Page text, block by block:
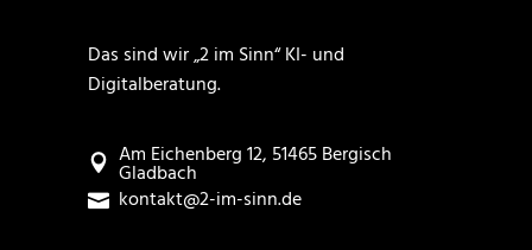
Das sind wir „2 im Sinn“ KI- und
Digitalberatung.
Am Eichenberg 12, 51465 Bergisch
Gladbach
kontakt@2-im-sinn.de